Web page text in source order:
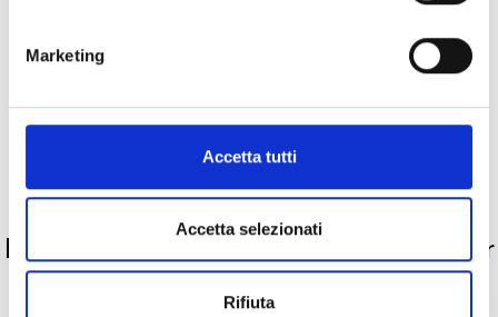
Marketing
Accetta tutti
Accetta selezionati
Rifiuta
La nostra selezione di prodotti scelti per
te